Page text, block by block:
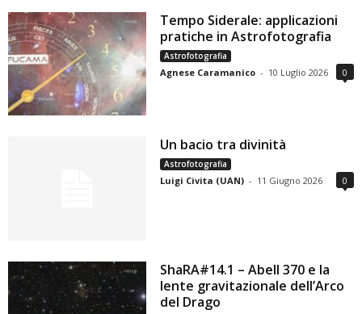
Tempo Siderale: applicazioni
pratiche in Astrofotografia
Astrofotografia
Agnese Caramanico - 10 Luglio 2026 0
Un bacio tra divinità
Astrofotografia
Luigi Civita (UAN) - 11 Giugno 2026 0
ShaRA#14.1 – Abell 370 e la
lente gravitazionale dell’Arco
del Drago